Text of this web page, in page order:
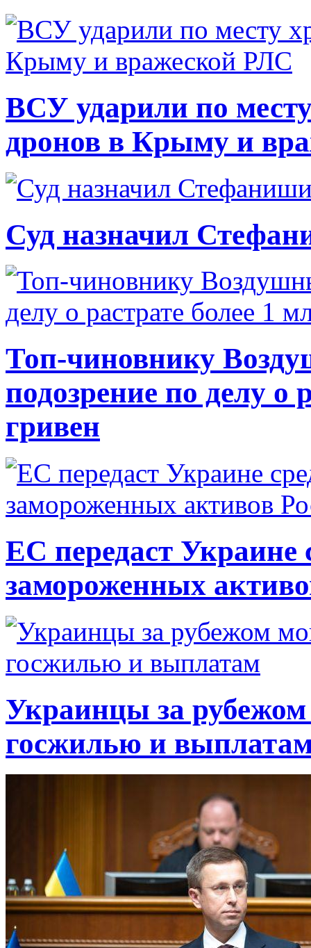
ВСУ ударили по
дронов в Крыму и
Суд назначил
Топ-чиновнику
подозрение по делу о
гривен
ЕС передаст Украине
замороженных
Украинцы за рубежом
госжилью и